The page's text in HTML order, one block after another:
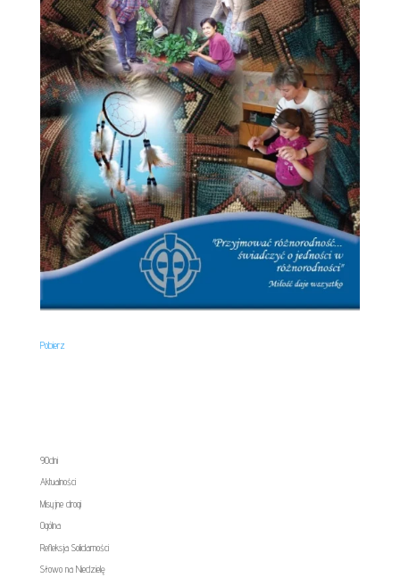
Pobierz
90dni
Aktualności
Misyjne drogi
Ogólna
Refleksja Solidarności
Słowo na Niedzielę